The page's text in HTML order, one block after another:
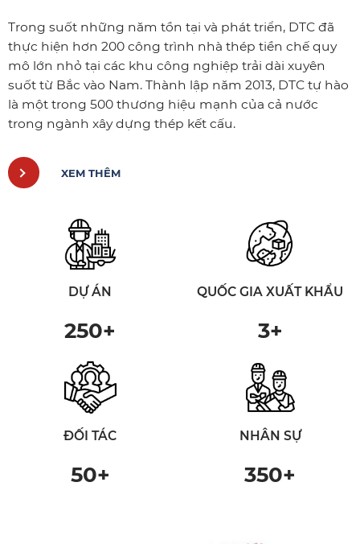
Trong suốt những năm tồn tại và phát triển, DTC đã
thực hiện hơn 200 công trình nhà thép tiền chế quy
mô lớn nhỏ tại các khu công nghiệp trải dài xuyên
suốt từ Bắc vào Nam. Thành lập năm 2013, DTC tự hào
là một trong 500 thương hiệu mạnh của cả nước
trong ngành xây dựng thép kết cấu.
XEM THÊM
DỰ ÁN
250+
QUỐC GIA XUẤT KHẨU
3+
ĐỐI TÁC
50+
NHÂN SỰ
350+